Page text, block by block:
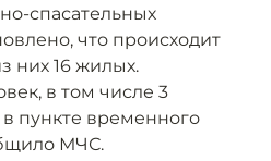
спасательных
что происходит
них 16 жилых.
в том числе 3
пункте временного
МЧС.